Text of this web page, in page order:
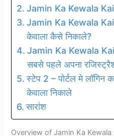
Jamin Ka Kewala
Jamin Ka Kewala
केवाला कैसे निकाले?
Jamin Ka Kewala
सबसे पहले अपना
स्टेप 2 – पोर्टल मे लॉगिन
केवाला निकाले
सारांश
Overview of Jamin Ka Kewala